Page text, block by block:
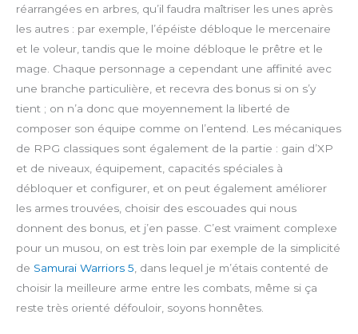
réarrangées en arbres, qu’il faudra maîtriser les unes après
les autres : par exemple, l’épéiste débloque le mercenaire
et le voleur, tandis que le moine débloque le prêtre et le
mage. Chaque personnage a cependant une affinité avec
une branche particulière, et recevra des bonus si on s’y
tient ; on n’a donc que moyennement la liberté de
composer son équipe comme on l’entend. Les mécaniques
de RPG classiques sont également de la partie : gain d’XP
et de niveaux, équipement, capacités spéciales à
débloquer et configurer, et on peut également améliorer
les armes trouvées, choisir des escouades qui nous
donnent des bonus, et j’en passe. C’est vraiment complexe
pour un musou, on est très loin par exemple de la simplicité
de Samurai Warriors 5, dans lequel je m’étais contenté de
choisir la meilleure arme entre les combats, même si ça
reste très orienté défouloir, soyons honnêtes.